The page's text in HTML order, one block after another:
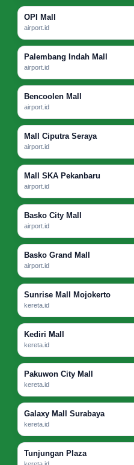
OPI Mall
airport.id
Palembang Indah Mall
airport.id
Bencoolen Mall
airport.id
Mall Ciputra Seraya
airport.id
Mall SKA Pekanbaru
airport.id
Basko City Mall
airport.id
Basko Grand Mall
airport.id
Sunrise Mall Mojokerto
kereta.id
Kediri Mall
kereta.id
Pakuwon City Mall
kereta.id
Galaxy Mall Surabaya
kereta.id
Tunjungan Plaza